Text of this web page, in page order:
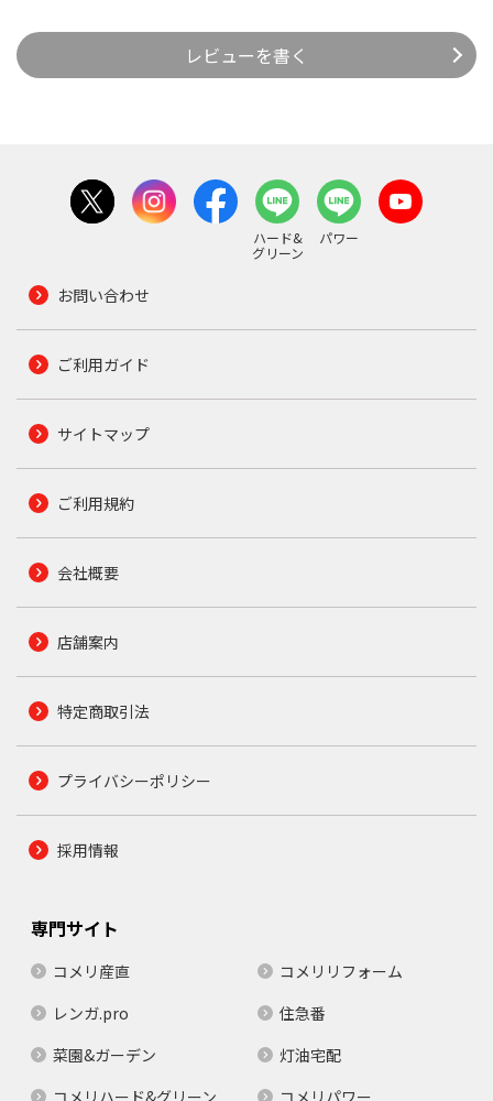
レビューを書く
ハード&
グリーン
パワー
お問い合わせ
ご利用ガイド
サイトマップ
ご利用規約
会社概要
店舗案内
特定商取引法
プライバシーポリシー
採用情報
専門サイト
コメリ産直
コメリリフォーム
レンガ.pro
住急番
菜園&ガーデン
灯油宅配
コメリハード&グリーン
コメリパワー